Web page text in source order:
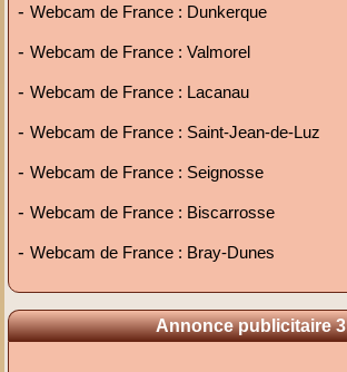
-Webcam de France : Dunkerque
-Webcam de France : Valmorel
-Webcam de France : Lacanau
-Webcam de France : Saint-Jean-de-Luz
-Webcam de France : Seignosse
-Webcam de France : Biscarrosse
-Webcam de France : Bray-Dunes
Annonce publicitaire 3